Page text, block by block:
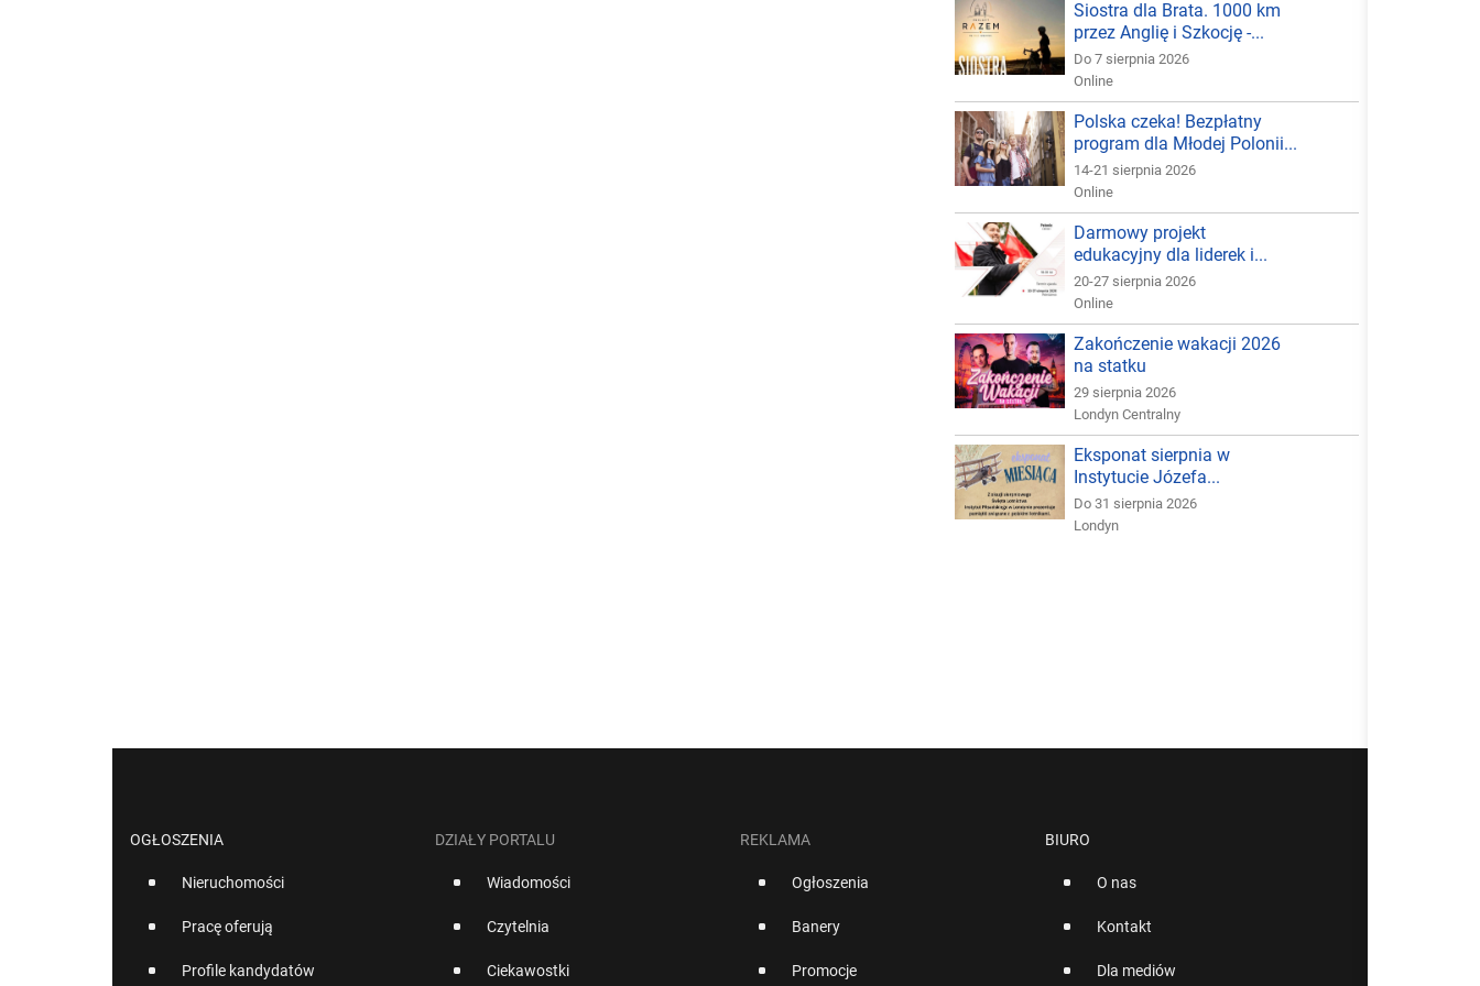
Siostra dla Brata. 1000 km
przez Anglię i Szkocję -...
Do 7 sierpnia 2026
Online
Polska czeka! Bezpłatny
program dla Młodej Polonii...
14-21 sierpnia 2026
Online
Darmowy projekt
edukacyjny dla liderek i...
20-27 sierpnia 2026
Online
Zakończenie wakacji 2026
na statku
29 sierpnia 2026
Londyn Centralny
Eksponat sierpnia w
Instytucie Józefa...
Do 31 sierpnia 2026
Londyn
OGŁOSZENIA
Nieruchomości
Pracę oferują
Profile kandydatów
DZIAŁY PORTALU
Wiadomości
Czytelnia
Ciekawostki
REKLAMA
Ogłoszenia
Banery
Promocje
BIURO
O nas
Kontakt
Dla mediów